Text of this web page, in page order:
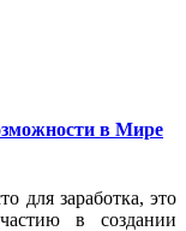
в Мире
для заработка, это
в создании